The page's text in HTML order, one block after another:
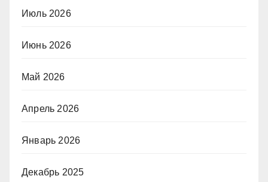
Июль 2026
Июнь 2026
Май 2026
Апрель 2026
Январь 2026
Декабрь 2025